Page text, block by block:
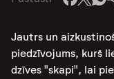
Jautrs un
piedzīvojums, kurš
dzīves "skapi", lai